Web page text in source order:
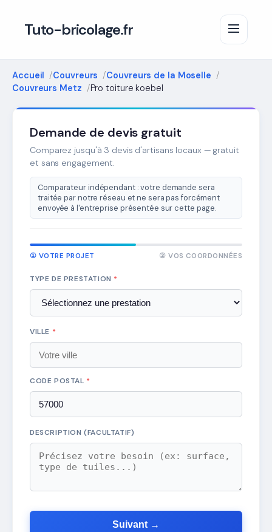
Tuto-bricolage.fr
Accueil Couvreurs
Couvreurs de la Moselle
Couvreurs Metz
Pro toiture koebel
Demande de devis gratuit
Comparez jusqu'à 3 devis d'artisans locaux — gratuit
et sans engagement.
Comparateur indépendant : votre demande sera
traitée par notre réseau et ne sera pas forcément
envoyée à l'entreprise présentée sur cette page.
① VOTRE PROJET ② VOS COORDONNÉES
TYPE DE PRESTATION *
VILLE *
CODE POSTAL *
DESCRIPTION (FACULTATIF)
Suivant →